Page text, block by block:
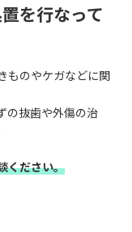
を行なって
ものやケガなどに関
の抜歯や外傷の治
ください。